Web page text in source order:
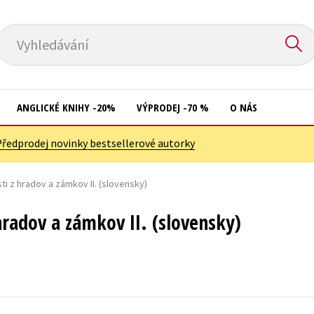
Vyhledávání
Kuchařky
New Adult
Učebnice
ANGLICKÉ KNIHY -20% VÝPRODEJ -70 % O NÁS
novinky bestsellerové autorky
z hradov a zámkov II. (slovensky)
a zámkov II. (slovensky)